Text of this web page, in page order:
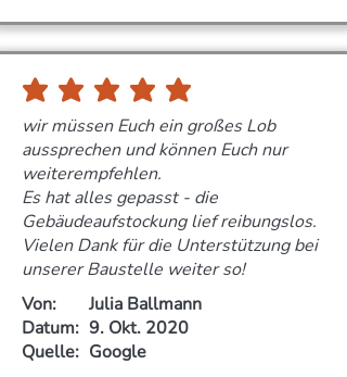
durchschnittliches Rating ist 5 von 5
wir müssen Euch ein großes Lob
aussprechen und können Euch nur
weiterempfehlen.
Es hat alles gepasst - die
Gebäudeaufstockung lief reibungslos.
Vielen Dank für die Unterstützung bei
unserer Baustelle weiter so!
Von:
Julia Ballmann
Datum: 9. Okt. 2020
Quelle: Google